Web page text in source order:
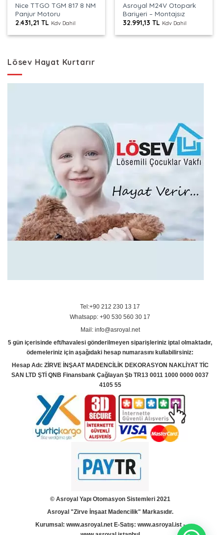
Nice TTGO TGM 817 8 NM
Panjur Motoru
2.431,21TL Kdv Dahil
Asroyal M24V Otopark
Bariyeri – Montajsız
32.991,13TL Kdv Dahil
Lösev Hayat Kurtarır
Tel:+90 212 230 13 17
Whatsapp: +90 530 560 30 17
Mail: info@asroyal.net
5 gün içerisinde eft/havalesi gönderilmeyen siparişleriniz iptal olmaktadır,
ödemeleriniz için aşağıdaki hesap numarasını kullabilirsiniz:
Hesap Adı: ZİRVE İNŞAAT MADENCİLİK DEKORASYON NAKLİYAT TİC
SAN LTD ŞTİ QNB Finansbank Çağlayan Şb TR13 0011 1000 0000 0037
4105 55
© Asroyal Yapı Otomasyon Sistemleri 2021
Asroyal "Zirve İnşaat Madencilik" Markasıdır.
Kurumsal: www.asroyal.netE-Satış: www.asroyal.ist-